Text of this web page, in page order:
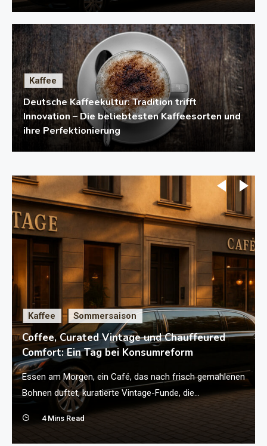
Kaffee
Deutsche Kaffeekultur: Tradition trifft
Innovation – Die beliebtesten Kaffeesorten und
ihre Perfektionierung
Kaffee Sommersaison
Coffee, Curated Vintage und Chauffeured
Comfort: Ein Tag bei Konsumreform
Essen am Morgen, ein Café, das nach frisch gemahlenen
Bohnen duftet, kuratierte Vintage-Funde, die
Geschichten erzählen – und dazwischen entspannte
Dieser Tagesplan verbindet bewussten Stil, gutes Essen
4 Mins Read